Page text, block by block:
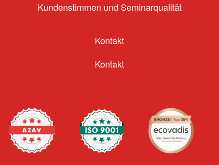
Kundenstimmen und Seminarqualität
Kontakt
Kontakt